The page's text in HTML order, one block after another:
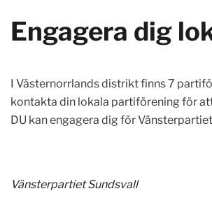
Engagera dig
I Västernorrlands distrikt finns 7
kontakta din lokala partiförening för
DU kan engagera dig för
Vänsterpartiet Sundsvall